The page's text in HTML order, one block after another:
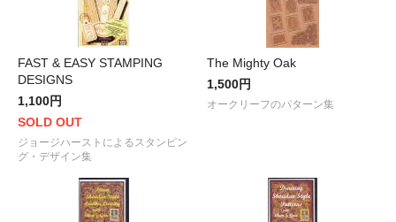
FAST & EASY STAMPING
DESIGNS
1,100円
SOLD OUT
ジョージハーストによるスタンピン
グ・デザイン集
The Mighty Oak
1,500円
オークリーフのパターン集